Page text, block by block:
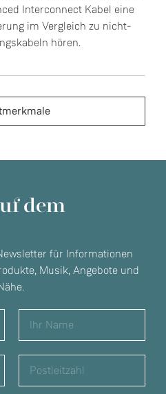
Interconnect Kabel eine
im Vergleich zu nicht-
hören.
dem
für Informationen
Musik, Angebote und